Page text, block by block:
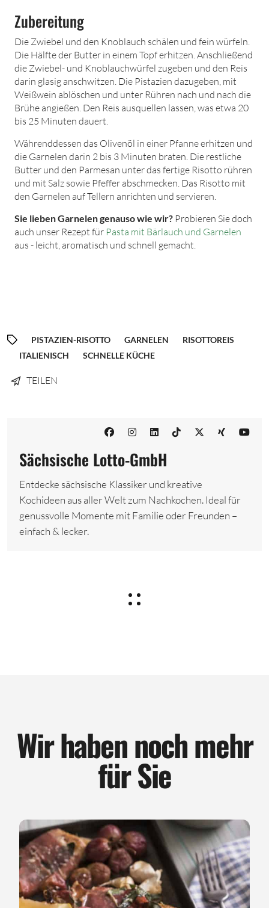
Zubereitung
Die Zwiebel und den Knoblauch schälen und fein würfeln.
Die Hälfte der Butter in einem Topf erhitzen. Anschließend
die Zwiebel- und Knoblauchwürfel zugeben und den Reis
darin glasig anschwitzen. Die Pistazien dazugeben, mit
Weißwein ablöschen und unter Rühren nach und nach die
Brühe angießen. Den Reis ausquellen lassen, was etwa 20
bis 25 Minuten dauert.
Währenddessen das Olivenöl in einer Pfanne erhitzen und
die Garnelen darin 2 bis 3 Minuten braten. Die restliche
Butter und den Parmesan unter das fertige Risotto rühren
und mit Salz sowie Pfeffer abschmecken. Das Risotto mit
den Garnelen auf Tellern anrichten und servieren.
Sie lieben Garnelen genauso wie wir? Probieren Sie doch
auch unser Rezept für Pasta mit Bärlauch und Garnelen
aus - leicht, aromatisch und schnell gemacht.
PISTAZIEN-RISOTTO GARNELEN
RISOTTOREIS
ITALIENISCH
SCHNELLE KÜCHE
TEILEN
Sächsische Lotto-GmbH
Entdecke sächsische Klassiker und kreative
Kochideen aus aller Welt zum Nachkochen. Ideal für
genussvolle Momente mit Familie oder Freunden –
einfach & lecker.
Wir haben noch mehr
für Sie